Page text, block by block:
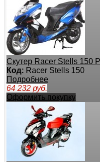
Скутер Racer Stells 150
Код: Racer Stells 150
Подробнее
64 232 руб.
Оформить покупку